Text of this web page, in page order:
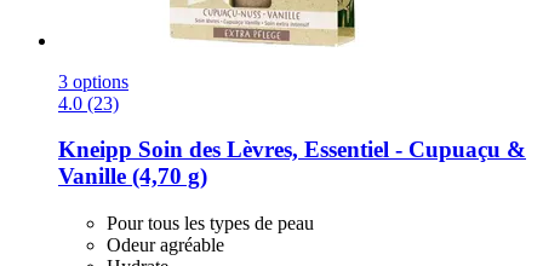
3 options
4.0 (23)
Kneipp Soin des Lèvres, Essentiel -​ Cupuaçu &
Vanille (4,70 g)
Pour tous les types de peau
Odeur agréable